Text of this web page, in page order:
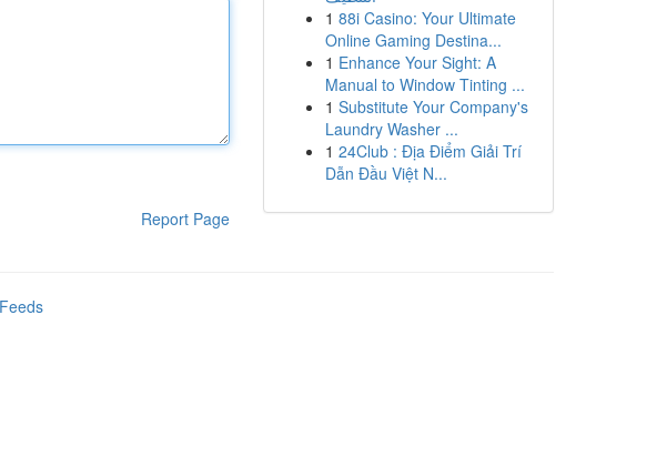
Report Page
1 88i Casino: Your Ultimate
Online Gaming Destina...
1 Enhance Your Sight: A
Manual to Window Tinting ...
1 Substitute Your Company's
Laundry Washer ...
1 24Club : Địa Điểm Giải Trí
Dẫn Đầu Việt N...